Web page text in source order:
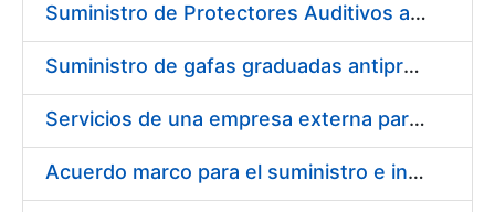
Suministro de Protectores Auditivos a medida para las personas trabajadoras de los Centros de Trabajo de Madrid y Burgos
Suministro de gafas graduadas antiproyecciones para los trabajadores de la FNMT-RCM en los centros de trabajo de Madrid y Burgos
Servicios de una empresa externa para el asesoramiento y resolución de los recursos de alzada que se presentan relacionados con procesos de selección para la FNMT-RCM
Acuerdo marco para el suministro e instalación de persianas, estores y otros complementos